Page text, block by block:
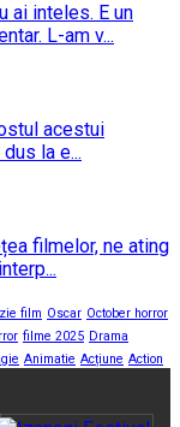
ai inteles. E un
L-am v...
acestui
la e...
filmelor, ne ating
film Oscar October horror
filme 2025 Drama
Animatie Acțiune Action